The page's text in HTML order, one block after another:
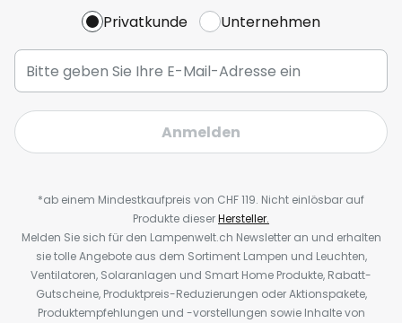
Privatkunde Unternehmen
Anmelden
*ab einem Mindestkaufpreis von CHF 119. Nicht einlösbar auf
Produkte dieserHersteller.
Melden Sie sich für den Lampenwelt.ch Newsletter an und erhalten
sie tolle Angebote aus dem Sortiment Lampen und Leuchten,
Ventilatoren, Solaranlagen und Smart Home Produkte, Rabatt-
Gutscheine, Produktpreis-Reduzierungen oder Aktionspakete,
Produktempfehlungen und -vorstellungen sowie Inhalte von